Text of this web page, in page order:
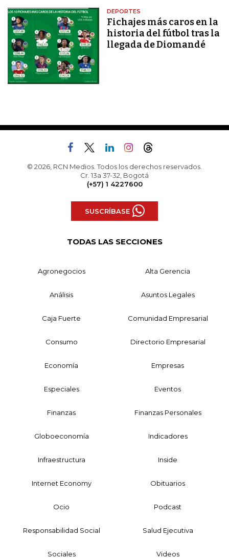
DEPORTES
Fichajes más caros en la
historia del fútbol tras la
llegada de Diomandé
© 2026, RCN Medios. Todos los derechos reservados.
Cr. 13a 37-32, Bogotá
(+57) 1 4227600
SUSCRÍBASE
TODAS LAS SECCIONES
Agronegocios Alta Gerencia
Análisis Asuntos Legales
Caja Fuerte Comunidad Empresarial
Consumo Directorio Empresarial
Economía Empresas
Especiales Eventos
Finanzas Finanzas Personales
Globoeconomía Indicadores
Infraestructura Inside
Internet Economy Obituarios
Ocio Podcast
Responsabilidad Social Salud Ejecutiva
Sociales Videos